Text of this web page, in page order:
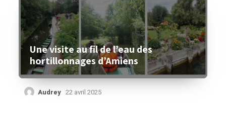
Une visite au fil de l’eau des
hortillonnages d’Amiens
Audrey 22 avril 2025